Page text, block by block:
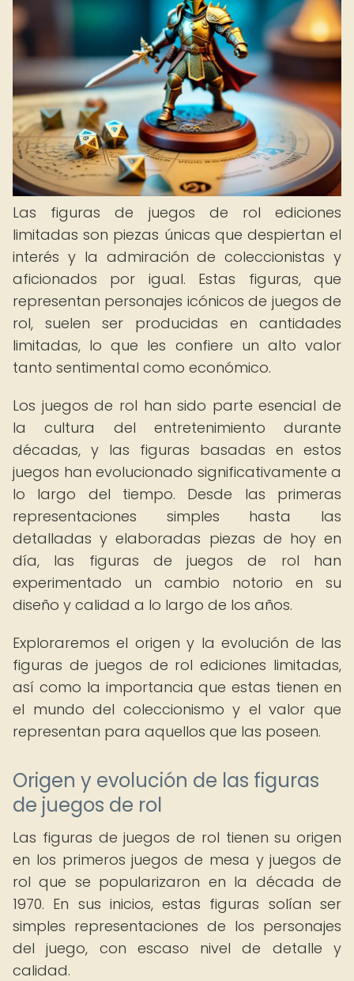
Las figuras de juegos de rol ediciones
limitadas son piezas únicas que despiertan el
interés y la admiración de coleccionistas y
aficionados por igual. Estas figuras, que
representan personajes icónicos de juegos de
rol, suelen ser producidas en cantidades
limitadas, lo que les confiere un alto valor
tanto sentimental como económico.
Los juegos de rol han sido parte esencial de
la cultura del entretenimiento durante
décadas, y las figuras basadas en estos
juegos han evolucionado significativamente a
lo largo del tiempo. Desde las primeras
representaciones simples hasta las
detalladas y elaboradas piezas de hoy en
día, las figuras de juegos de rol han
experimentado un cambio notorio en su
diseño y calidad a lo largo de los años.
Exploraremos el origen y la evolución de las
figuras de juegos de rol ediciones limitadas,
así como la importancia que estas tienen en
el mundo del coleccionismo y el valor que
representan para aquellos que las poseen.
Origen y evolución de las figuras
de juegos de rol
Las figuras de juegos de rol tienen su origen
en los primeros juegos de mesa y juegos de
rol que se popularizaron en la década de
1970. En sus inicios, estas figuras solían ser
simples representaciones de los personajes
del juego, con escaso nivel de detalle y
calidad.